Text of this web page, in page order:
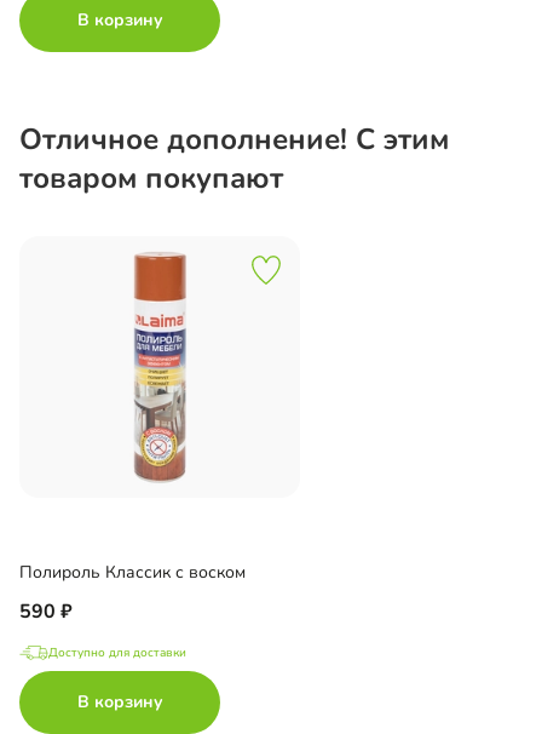
В корзину
Отличное дополнение! С этим
товаром покупают
Полироль Классик с воском
590
Доступно для доставки
В корзину